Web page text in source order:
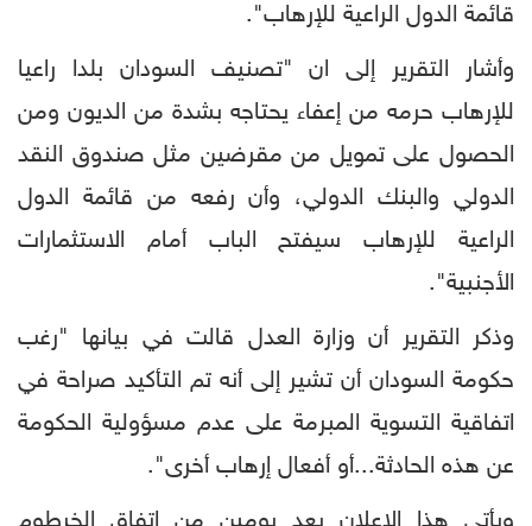
قائمة الدول الراعية للإرهاب".
وأشار التقرير إلى ان "تصنيف السودان بلدا راعيا
للإرهاب حرمه من إعفاء يحتاجه بشدة من الديون ومن
الحصول على تمويل من مقرضين مثل صندوق النقد
الدولي والبنك الدولي، وأن رفعه من قائمة الدول
الراعية للإرهاب سيفتح الباب أمام الاستثمارات
الأجنبية".
وذكر التقرير أن وزارة العدل قالت في بيانها "رغب
حكومة السودان أن تشير إلى أنه تم التأكيد صراحة في
اتفاقية التسوية المبرمة على عدم مسؤولية الحكومة
عن هذه الحادثة...أو أفعال إرهاب أخرى".